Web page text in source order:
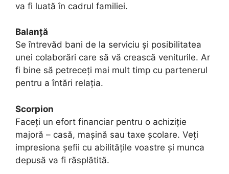
va fi luată în cadrul familiei.
Balanță
Se întrevăd bani de la serviciu și posibilitatea
unei colaborări care să vă crească veniturile. Ar
fi bine să petreceți mai mult timp cu partenerul
pentru a întări relația.
Scorpion
Faceți un efort financiar pentru o achiziție
majoră – casă, mașină sau taxe școlare. Veți
impresiona șefii cu abilitățile voastre și munca
depusă va fi răsplătită.